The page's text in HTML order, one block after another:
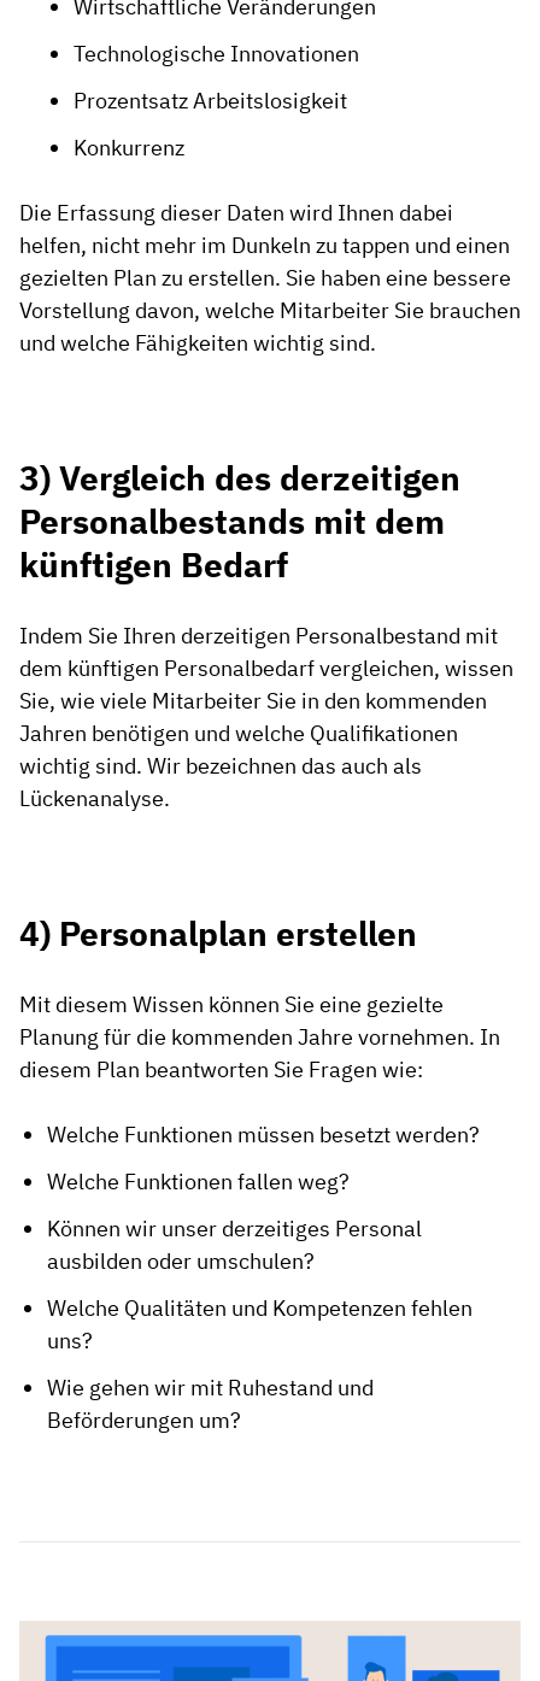
Wirtschaftliche Veränderungen
Technologische Innovationen
Prozentsatz Arbeitslosigkeit
Konkurrenz
Die Erfassung dieser Daten wird Ihnen dabei
helfen, nicht mehr im Dunkeln zu tappen und einen
gezielten Plan zu erstellen. Sie haben eine bessere
Vorstellung davon, welche Mitarbeiter Sie brauchen
und welche Fähigkeiten wichtig sind.
3) Vergleich des derzeitigen
Personalbestands mit dem
künftigen Bedarf
Indem Sie Ihren derzeitigen Personalbestand mit
dem künftigen Personalbedarf vergleichen, wissen
Sie, wie viele Mitarbeiter Sie in den kommenden
Jahren benötigen und welche Qualifikationen
wichtig sind. Wir bezeichnen das auch als
Lückenanalyse.
4) Personalplan erstellen
Mit diesem Wissen können Sie eine gezielte
Planung für die kommenden Jahre vornehmen. In
diesem Plan beantworten Sie Fragen wie:
Welche Funktionen müssen besetzt werden?
Welche Funktionen fallen weg?
Können wir unser derzeitiges Personal
ausbilden oder umschulen?
Welche Qualitäten und Kompetenzen fehlen
uns?
Wie gehen wir mit Ruhestand und
Beförderungen um?